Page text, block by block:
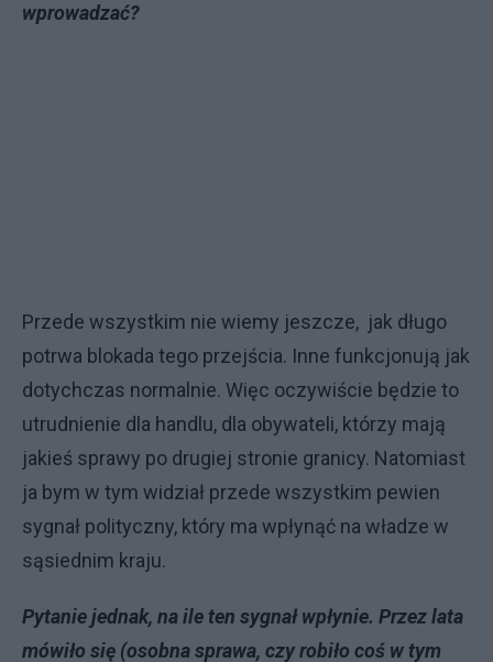
wprowadzać?
Przede wszystkim nie wiemy jeszcze, jak długo
potrwa blokada tego przejścia. Inne funkcjonują jak
dotychczas normalnie. Więc oczywiście będzie to
utrudnienie dla handlu, dla obywateli, którzy mają
jakieś sprawy po drugiej stronie granicy. Natomiast
ja bym w tym widział przede wszystkim pewien
sygnał polityczny, który ma wpłynąć na władze w
sąsiednim kraju.
Pytanie jednak, na ile ten sygnał wpłynie. Przez lata
mówiło się (osobna sprawa, czy robiło coś w tym